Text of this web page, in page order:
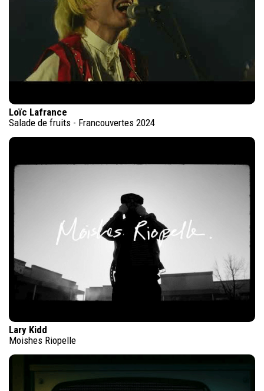
Loïc Lafrance
Salade de fruits - Francouvertes 2024
Lary Kidd
Moishes Riopelle